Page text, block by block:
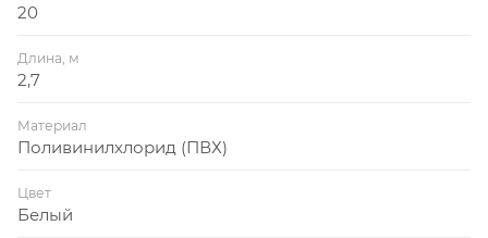
20
Длина, м
2,7
Материал
Поливинилхлорид (ПВХ)
Цвет
Белый